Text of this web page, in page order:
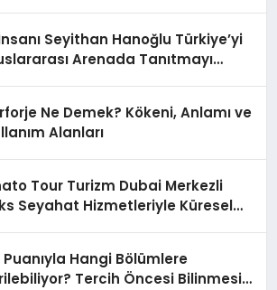
Seyithan Hanoğlu Türkiye’yi
Arenada Tanıtmayı
Ne Demek? Kökeni, Anlamı ve
Alanları
Tour Turizm Dubai Merkezli
Seyahat Hizmetleriyle Küresel
Puanıyla Hangi Bölümlere
Tercih Öncesi Bilinmesi